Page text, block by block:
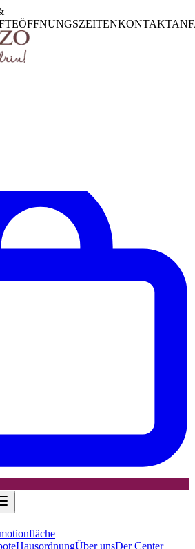
ÖFFNUNGSZEITENKONTAKT
HausordnungÜber unsDer Center